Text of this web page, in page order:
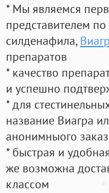
* Мы являемся
представителем
силденафила,
препаратов
* качество
и успешно
* для
название Виагра
анонимныого
* быстрая и
же возможна
классом